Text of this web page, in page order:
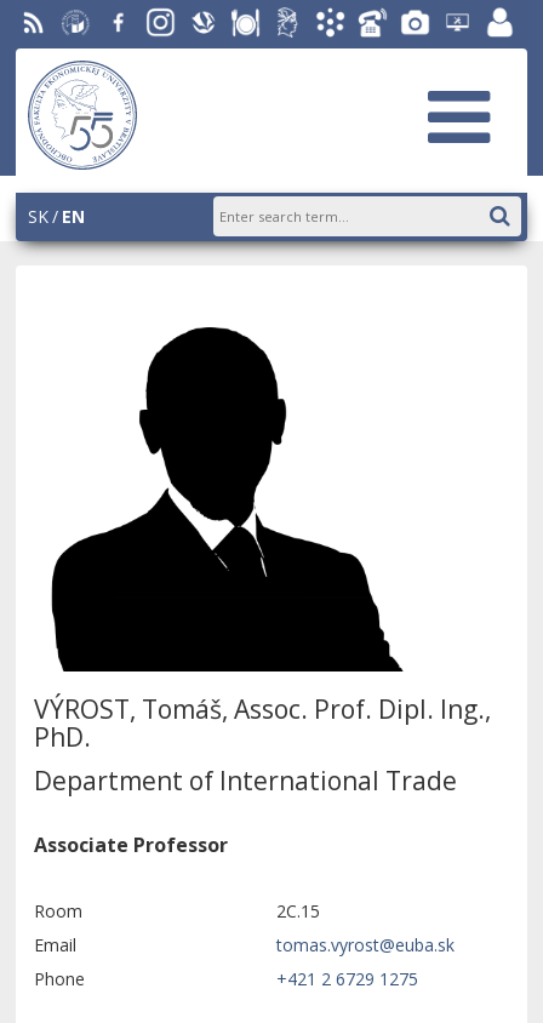
RSS University
of
Economics
in
Bratislava
FacebookInstagram
SlovakDiningStudentAcademic
PhoneGalleryHelpdesk
EUBAportal
SK EN
VÝROST, Tomáš, Assoc. Prof. Dipl. Ing.,
PhD.
Department of International Trade
Associate Professor
Room
2C.15
Email
Phone
+421 2 6729 1275